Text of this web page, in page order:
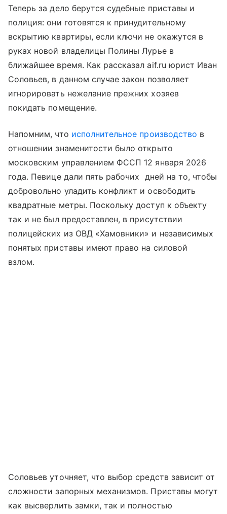
Теперь за дело берутся судебные приставы и
полиция: они готовятся к принудительному
вскрытию квартиры, если ключи не окажутся в
руках новой владелицы Полины Лурье в
ближайшее время. Как рассказал aif.ru юрист Иван
Соловьев, в данном случае закон позволяет
игнорировать нежелание прежних хозяев
покидать помещение.
Напомним, что исполнительное производство в
отношении знаменитости было открыто
московским управлением ФССП 12 января 2026
года. Певице дали пять рабочих дней на то, чтобы
добровольно уладить конфликт и освободить
квадратные метры. Поскольку доступ к объекту
так и не был предоставлен, в присутствии
полицейских из ОВД «Хамовники» и независимых
понятых приставы имеют право на силовой
взлом.
Соловьев уточняет, что выбор средств зависит от
сложности запорных механизмов. Приставы могут
как высверлить замки, так и полностью